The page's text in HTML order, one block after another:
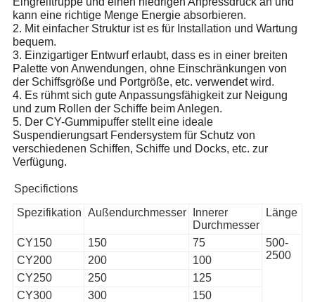
kann eine richtige Menge Energie absorbieren.
2. Mit einfacher Struktur ist es für Installation und Wartung
bequem.
3. Einzigartiger Entwurf erlaubt, dass es in einer breiten
Palette von Anwendungen, ohne Einschränkungen von
der Schiffsgröße und Portgröße, etc. verwendet wird.
4. Es rühmt sich gute Anpassungsfähigkeit zur Neigung
und zum Rollen der Schiffe beim Anlegen.
5. Der CY-Gummipuffer stellt eine ideale
Suspendierungsart Fendersystem für Schutz von
verschiedenen Schiffen, Schiffe und Docks, etc. zur
Verfügung.
Specifictions
Spezifikation Außendurchmesser
Innerer
Durchmesser
Länge
CY150 150 75
500-
2500
CY200 200
100
CY250
250
125
CY300
300
150